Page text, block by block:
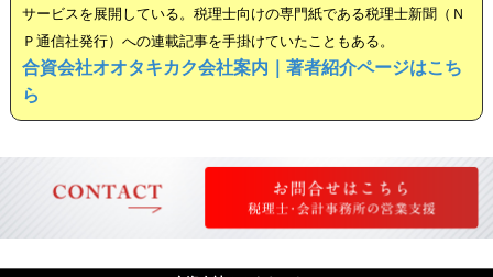
サービスを展開している。税理士向けの専門紙である税理士新聞（Ｎ
Ｐ通信社発行）への連載記事を手掛けていたこともある。
合資会社オオタキカク会社案内｜著者紹介ページはこち
ら